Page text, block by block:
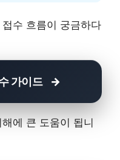
수 흐름이 궁금하다
가이드
에 큰 도움이 됩니